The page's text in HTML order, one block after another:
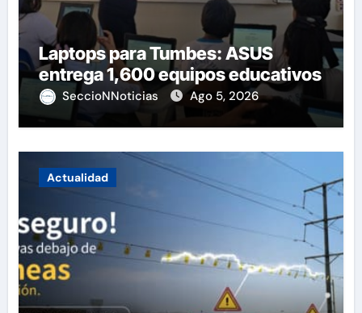
Laptops para Tumbes: ASUS
entrega 1,600 equipos educativos
SeccioNNoticias Ago 5, 2026
Actualidad